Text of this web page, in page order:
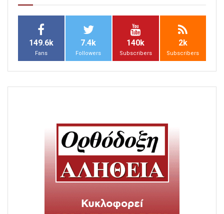
149.6k
Fans
7.4k
Followers
140k
Subscribers
2k
Subscribers